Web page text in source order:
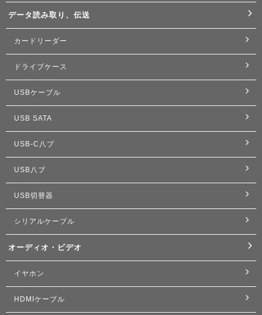
データ読み取り、伝送
カードリーダー
ドライブケース
USBケーブル
USB SATA
USB-C八ブ
USB八ブ
USB切替器
シリアルケーブル
オーディオ・ビデオ
イヤホン
HDMIケーブル